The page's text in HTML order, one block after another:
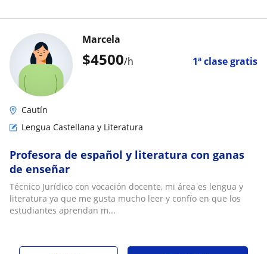
$4500/h 1ª clase gratis
Marcela
Cautín
Lengua Castellana y Literatura
Profesora de español y literatura con ganas
de enseñar
Técnico Jurídico con vocación docente, mi área es lengua y
literatura ya que me gusta mucho leer y confío en que los
estudiantes aprendan m...